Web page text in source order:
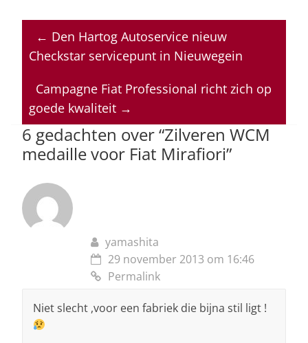
at
s
p
p
c
e
o
o
k
k
e
dI
n
re
a
s
ai
l
← Den Hartog Autoservice nieuw
Checkstar servicepunt in Nieuwegein
Campagne Fiat Professional richt zich op
goede kwaliteit →
6 gedachten over “Zilveren WCM
medaille voor Fiat Mirafiori”
yamashita
29 november 2013 om 16:46
Permalink
Niet slecht ,voor een fabriek die bijna stil ligt !